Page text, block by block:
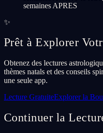
semaines APRES
✨
Prêt à Explorer
Obtenez des lectures
thèmes natals et des conseils
une seule app.
Lecture GratuiteExplorer la
Continuer la